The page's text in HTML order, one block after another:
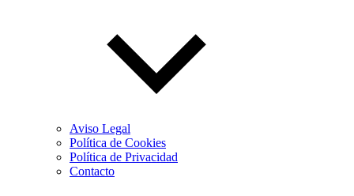
Aviso Legal
Política de Cookies
Política de Privacidad
Contacto